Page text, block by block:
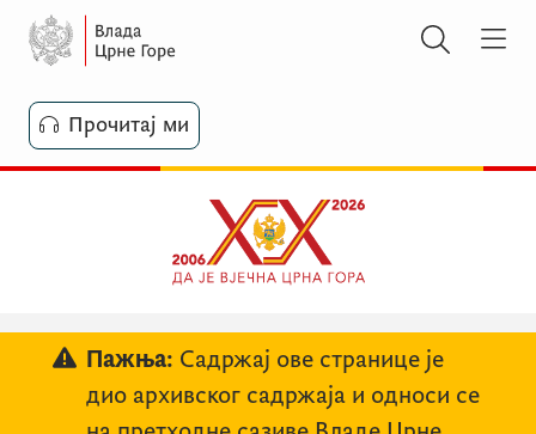
Прочитај ми
Пажња: Садржај ове странице је
дио архивског садржаја и односи се